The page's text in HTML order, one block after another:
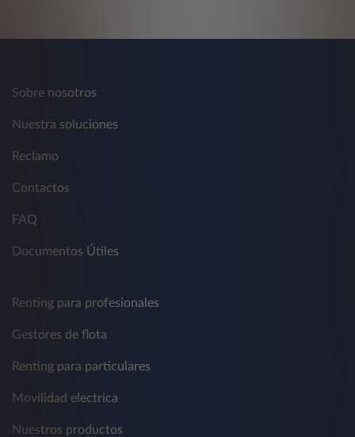
Sobre nosotros
Nuestra soluciones
Reclamo
Contactos
FAQ
Documentos Útiles
Renting para profesionales
Gestores de flota
Renting para particulares
Movilidad electrica
Nuestros productos